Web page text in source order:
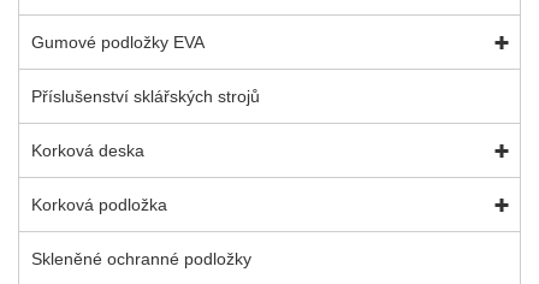
Gumové podložky EVA
Příslušenství sklářských strojů
Korková deska
Korková podložka
Skleněné ochranné podložky